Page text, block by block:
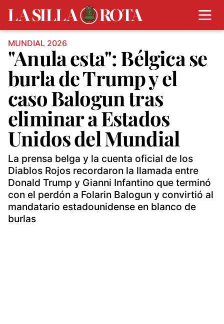
MUNDIAL 2026
"Anula esta": Bélgica se
burla de Trump y el
caso Balogun tras
eliminar a Estados
Unidos del Mundial
La prensa belga y la cuenta oficial de los
Diablos Rojos recordaron la llamada entre
Donald Trump y Gianni Infantino que terminó
con el perdón a Folarin Balogun y convirtió al
mandatario estadounidense en blanco de
burlas